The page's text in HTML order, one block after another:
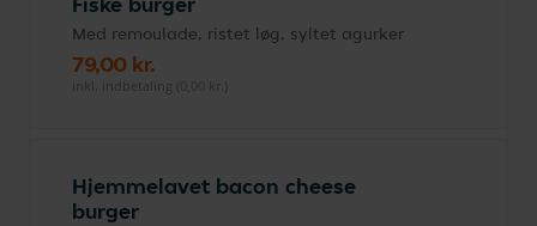
Med remoulade, ristet løg, syltet agurker
79,00 kr.
inkl. indbetaling (0,00 kr.)
Hjemmelavet bacon cheese
burger